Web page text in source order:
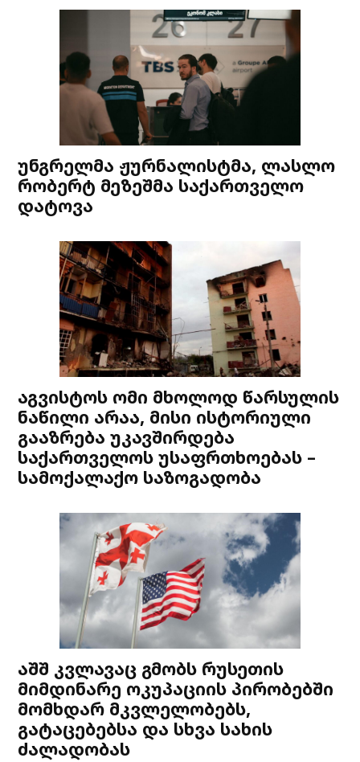
უნგრელმა ჟურნალისტმა, ლასლო
რობერტ მეზეშმა საქართველო
დატოვა
აგვისტოს ომი მხოლოდ წარსულის
ნაწილი არაა, მისი ისტორიული
გააზრება უკავშირდება
საქართველოს უსაფრთხოებას –
სამოქალაქო საზოგადობა
აშშ კვლავაც გმობს რუსეთის
მიმდინარე ოკუპაციის პირობებში
მომხდარ მკვლელობებს,
გატაცებებსა და სხვა სახის
ძალადობას